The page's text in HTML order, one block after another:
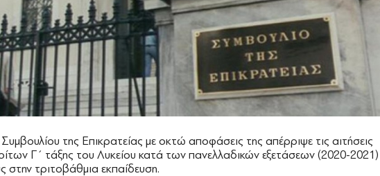
της Επικρατείας με οκτώ αποφάσεις της απέρριψε τις αιτήσεις
Γ΄ τάξης του Λυκείου κατά των πανελλαδικών εξετάσεων (2020-2021)
στην τριτοβάθμια εκπαίδευση.